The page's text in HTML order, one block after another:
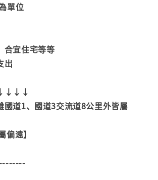
單位
合宜住宅等等
出
道1、國道3交流道8公里外皆屬
偏遠】